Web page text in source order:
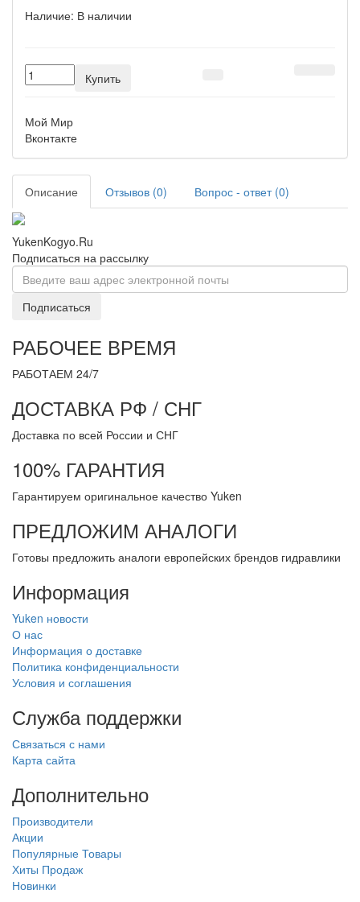
Наличие: В наличии
Купить
Мой Мир
Вконтакте
Описание Отзывов (0) Вопрос - ответ (0)
YukenKogyo.Ru
Подписаться на рассылку
Подписаться
РАБОЧЕЕ ВРЕМЯ
РАБОТАЕМ 24/7
ДОСТАВКА РФ / СНГ
Доставка по всей России и СНГ
100% ГАРАНТИЯ
Гарантируем оригинальное качество Yuken
ПРЕДЛОЖИМ АНАЛОГИ
Готовы предложить аналоги европейских брендов гидравлики
Информация
Yuken новости
О нас
Информация о доставке
Политика конфиденциальности
Условия и соглашения
Служба поддержки
Связаться с нами
Карта сайта
Дополнительно
Производители
Акции
Популярные Товары
Хиты Продаж
Новинки